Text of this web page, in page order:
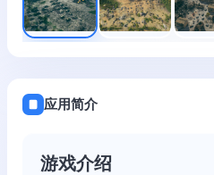
应用简介
游戏介绍